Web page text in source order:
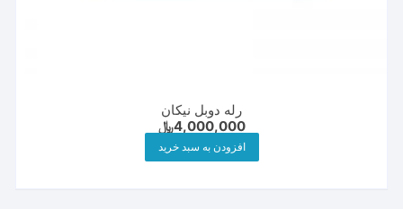
رله دوبل نیکان
4,000,000﷼
افزودن به سبد خرید